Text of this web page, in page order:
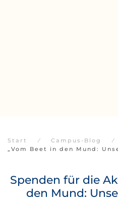
Start Campus-Blog
„Vom Beet in den Mund:
Spenden für die
den Mund: